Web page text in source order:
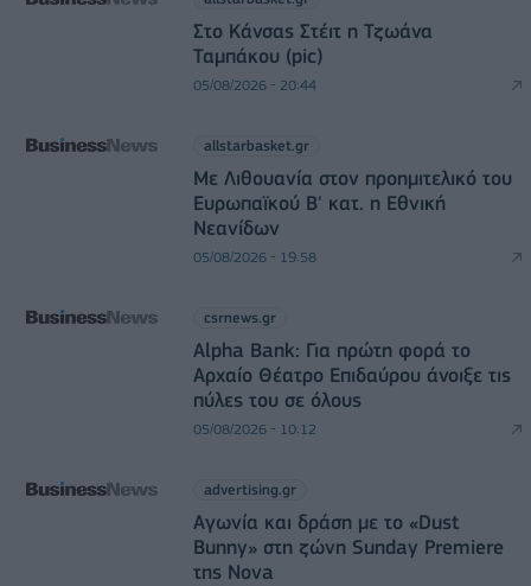
Στο Κάνσας Στέιτ η Τζωάνα
Ταμπάκου (pic)
05/08/2026 - 20:44
allstarbasket.gr
Με Λιθουανία στον προημιτελικό του
Ευρωπαϊκού Β' κατ. η Εθνική
Νεανίδων
05/08/2026 - 19:58
csrnews.gr
Alpha Bank: Για πρώτη φορά το
Αρχαίο Θέατρο Επιδαύρου άνοιξε τις
πύλες του σε όλους
05/08/2026 - 10:12
advertising.gr
Αγωνία και δράση με το «Dust
Bunny» στη ζώνη Sunday Premiere
της Nova